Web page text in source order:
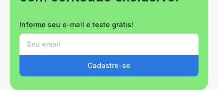
Informe seu e-mail e teste grátis!
Cadastre-se